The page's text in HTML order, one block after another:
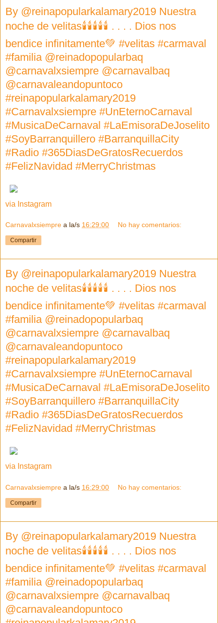
By @reinapopularkalamary2019 Nuestra
noche de velitas🕯🕯🕯🕯🕯 . . . . Dios nos
bendice infinitamente💚 #velitas #carmaval
#familia @reinadopopularbaq
@carnavalxsiempre @carnavalbaq
@carnavaleandopuntoco
#reinapopularkalamary2019
#Carnavalxsiempre #UnEternoCarnaval
#MusicaDeCarnaval #LaEmisoraDeJoselito
#SoyBarranquillero #BarranquillaCity
#Radio #365DiasDeGratosRecuerdos
#FelizNavidad #MerryChristmas
via Instagram
Carnavalxsiempre a la/s 16:29:00 No hay comentarios:
Compartir
By @reinapopularkalamary2019 Nuestra
noche de velitas🕯🕯🕯🕯🕯 . . . . Dios nos
bendice infinitamente💚 #velitas #carmaval
#familia @reinadopopularbaq
@carnavalxsiempre @carnavalbaq
@carnavaleandopuntoco
#reinapopularkalamary2019
#Carnavalxsiempre #UnEternoCarnaval
#MusicaDeCarnaval #LaEmisoraDeJoselito
#SoyBarranquillero #BarranquillaCity
#Radio #365DiasDeGratosRecuerdos
#FelizNavidad #MerryChristmas
via Instagram
Carnavalxsiempre a la/s 16:29:00 No hay comentarios:
Compartir
By @reinapopularkalamary2019 Nuestra
noche de velitas🕯🕯🕯🕯🕯 . . . . Dios nos
bendice infinitamente💚 #velitas #carmaval
#familia @reinadopopularbaq
@carnavalxsiempre @carnavalbaq
@carnavaleandopuntoco